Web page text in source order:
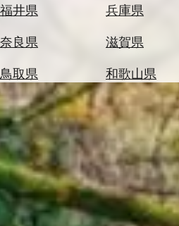
福井県
兵庫県
奈良県
滋賀県
鳥取県
和歌山県
券
テ
を
探
す
為
替
を
調
べ
る
天
気
を
見
る